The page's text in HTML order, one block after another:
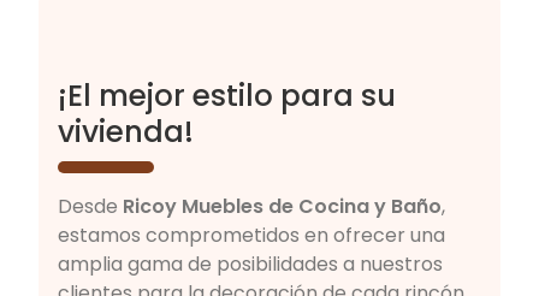
¡El mejor estilo para su
vivienda!
Desde Ricoy Muebles de Cocina y Baño,
estamos comprometidos en ofrecer una
amplia gama de posibilidades a nuestros